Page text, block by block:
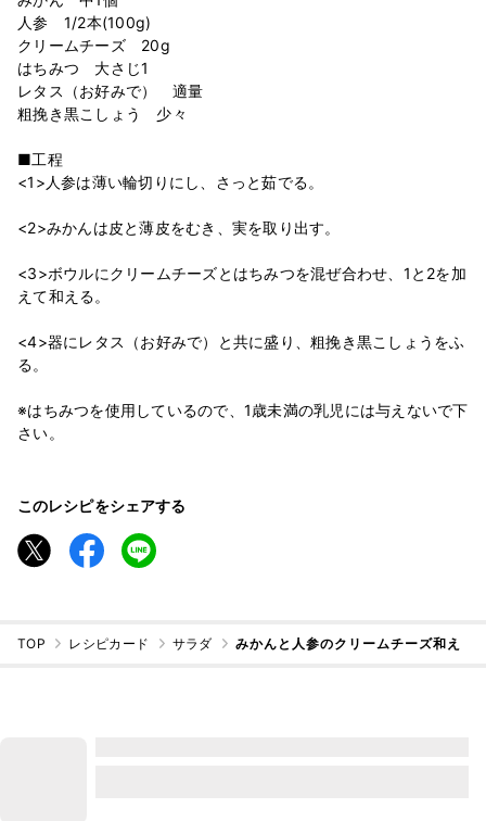
人参 1/2本(100g)
クリームチーズ 20g
はちみつ 大さじ1
レタス（お好みで） 適量
粗挽き黒こしょう 少々
■工程
<1>人参は薄い輪切りにし、さっと茹でる。
<2>みかんは皮と薄皮をむき、実を取り出す。
<3>ボウルにクリームチーズとはちみつを混ぜ合わせ、1と2を加
えて和える。
<4>器にレタス（お好みで）と共に盛り、粗挽き黒こしょうをふ
る。
※はちみつを使用しているので、1歳未満の乳児には与えないで下
さい。
このレシピをシェアする
TOP レシピカード サラダ みかんと人参のクリームチーズ和え